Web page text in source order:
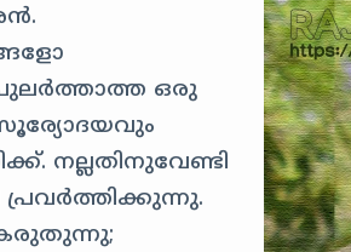
ഒരു
നല്ലതിനുവേണ്ടി
കരുതുന്നു;